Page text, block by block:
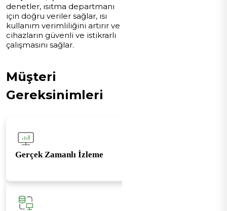
denetler, ısıtma departmanı
için doğru veriler sağlar, ısı
kullanım verimliliğini artırır ve
cihazların güvenli ve istikrarlı
çalışmasını sağlar.
Müşteri
Gereksinimleri
Gerçek Zamanlı İzleme